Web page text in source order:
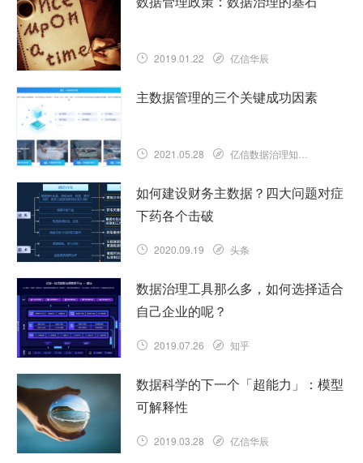
2019.01.22 亿信华辰
主数据管理的三个关键成功因素
2021.05.28 亿信数据治理知识库
如何建设财务主数据？四大问题对症
下药各个击破
2020.09.19 头条
数据治理工具那么多，如何选择适合
自己企业的呢？
2019.07.26 知乎
数据科学的下一个「超能力」：模型
可解释性
2019.03.28 亿信华辰